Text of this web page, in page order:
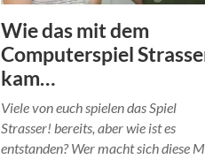
Wie das mit dem
Computerspiel
kam…
Viele von euch spielen das Spiel
Strasser! bereits, aber wie ist es
entstanden? Wer macht sich diese